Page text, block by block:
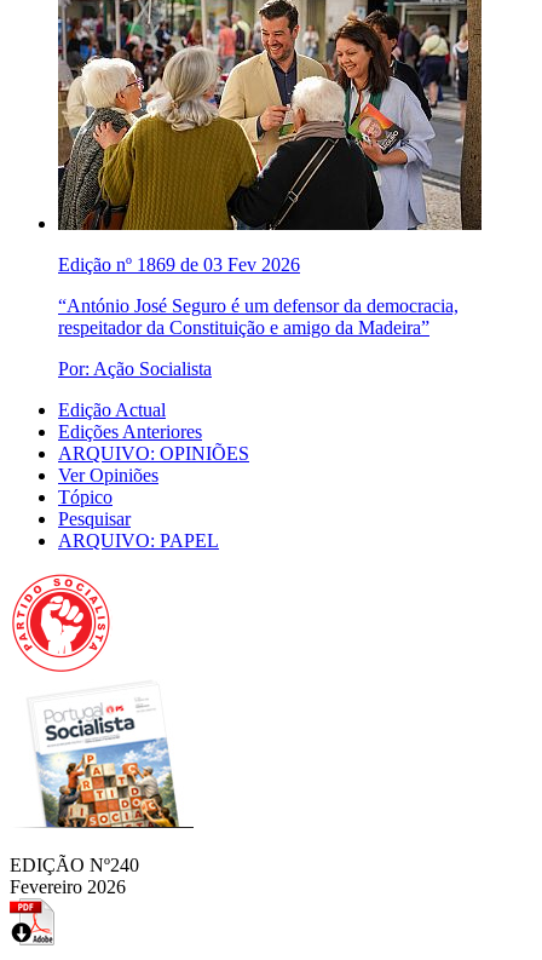
Edição nº 1869 de 03 Fev 2026
“António José Seguro é um defensor da democracia,
respeitador da Constituição e amigo da Madeira”
Por: Ação Socialista
Edição Actual
Edições Anteriores
ARQUIVO: OPINIÕES
Ver Opiniões
Tópico
Pesquisar
ARQUIVO: PAPEL
EDIÇÃO Nº240
Fevereiro 2026